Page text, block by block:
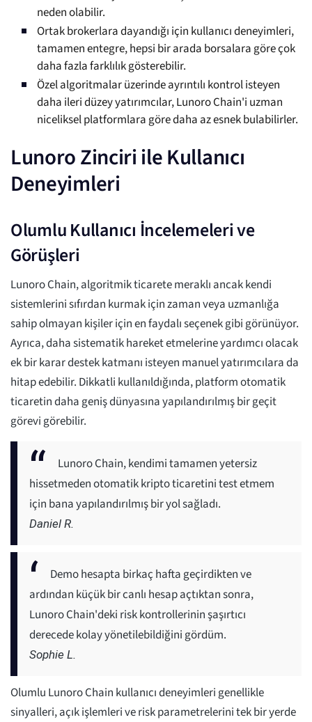
neden olabilir.
Ortak brokerlara dayandığı için kullanıcı deneyimleri,
tamamen entegre, hepsi bir arada borsalara göre çok
daha fazla farklılık gösterebilir.
Özel algoritmalar üzerinde ayrıntılı kontrol isteyen
daha ileri düzey yatırımcılar, Lunoro Chain'i uzman
niceliksel platformlara göre daha az esnek bulabilirler.
Lunoro Zinciri ile Kullanıcı
Deneyimleri
Olumlu Kullanıcı İncelemeleri ve
Görüşleri
Lunoro Chain, algoritmik ticarete meraklı ancak kendi
sistemlerini sıfırdan kurmak için zaman veya uzmanlığa
sahip olmayan kişiler için en faydalı seçenek gibi görünüyor.
Ayrıca, daha sistematik hareket etmelerine yardımcı olacak
ek bir karar destek katmanı isteyen manuel yatırımcılara da
hitap edebilir. Dikkatli kullanıldığında, platform otomatik
ticaretin daha geniş dünyasına yapılandırılmış bir geçit
görevi görebilir.
Lunoro Chain, kendimi tamamen yetersiz
hissetmeden otomatik kripto ticaretini test etmem
için bana yapılandırılmış bir yol sağladı.
Daniel R.
Demo hesapta birkaç hafta geçirdikten ve
ardından küçük bir canlı hesap açtıktan sonra,
Lunoro Chain'deki risk kontrollerinin şaşırtıcı
derecede kolay yönetilebildiğini gördüm.
Sophie L.
Olumlu Lunoro Chain kullanıcı deneyimleri genellikle
sinyalleri, açık işlemleri ve risk parametrelerini tek bir yerde